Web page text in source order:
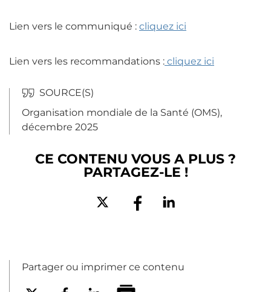
Lien vers le communiqué : cliquez ici
Lien vers les recommandations : cliquez ici
Organisation mondiale de la Santé (OMS),
décembre 2025
CE CONTENU VOUS A PLUS ?
PARTAGEZ-LE !
Partager ou imprimer ce contenu